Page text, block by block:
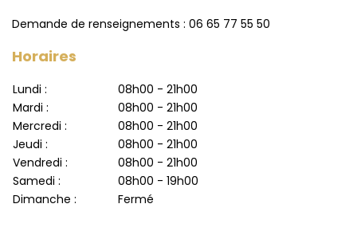
Demande de renseignements : 06 65 77 55 50
Horaires
Lundi :
08h00 - 21h00
Mardi :
08h00 - 21h00
Mercredi :
08h00 - 21h00
Jeudi :
08h00 - 21h00
Vendredi :
08h00 - 21h00
Samedi :
08h00 - 19h00
Dimanche :
Fermé